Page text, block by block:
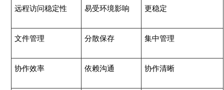
远程访问稳定性 易受环境影响 更稳定
文件管理 分散保存 集中管理
协作效率 依赖沟通 协作清晰